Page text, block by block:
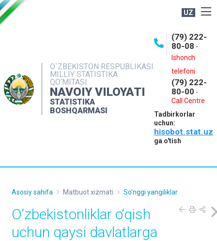
UZ
O`ZBEKISTON RESPUBLIKASI
MILLIY STATISTIKA
QO‘MITASI
NAVOIY VILOYATI
STATISTIKA
BOSHQARMASI
(79) 222-
80-08 -
Ishonch
telefoni
(79) 222-
80-00 -
Call Centre
Tadbirkorlar
uchun:
hisobot.stat.uz
ga o'tish
OCHIQ MA'LUMOTLAR
INTERAKTIV XIZMATLAR
MUROJAATLAR
Asosiy sahifa Matbuot xizmati So'nggi yangiliklar
O‘zbekistonliklar o‘qish
uchun qaysi davlatlarga